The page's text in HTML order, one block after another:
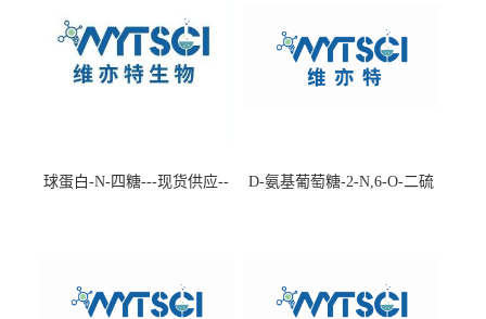
球蛋白-N-四糖---现货供应--
D-氨基葡萄糖-2-N,6-O-二硫